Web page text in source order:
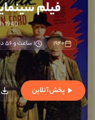
فیلم
1940
۱۹۴۰ ۱ ساعت و ۵۶ دقیقه
پخش آنلاین